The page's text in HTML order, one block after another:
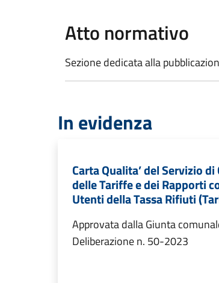
Atto normativo
Sezione dedicata alla
In evidenza
Carta Qualita’ del Servizio
delle Tariffe e dei Rapporti
Utenti della Tassa Rifiuti
Approvata dalla Giunta
Deliberazione n. 50-2023